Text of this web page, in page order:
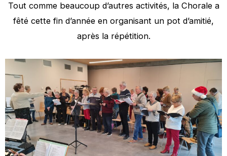
Tout comme beaucoup d’autres activités, la Chorale a
fêté cette fin d’année en organisant un pot d’amitié,
après la répétition.